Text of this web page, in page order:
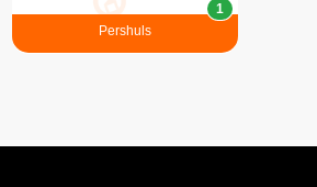
Pershuls
1